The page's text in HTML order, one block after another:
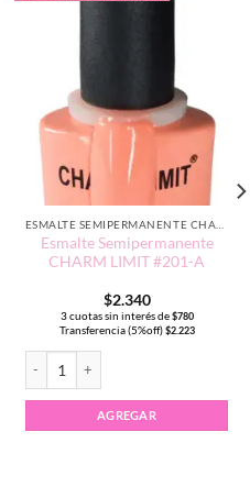
Esmalte Semipermanente
CHARM LIMIT #201-A
$2.340
3 cuotas sin interés de $780
Transferencia (5%off) $2.223
AGREGAR